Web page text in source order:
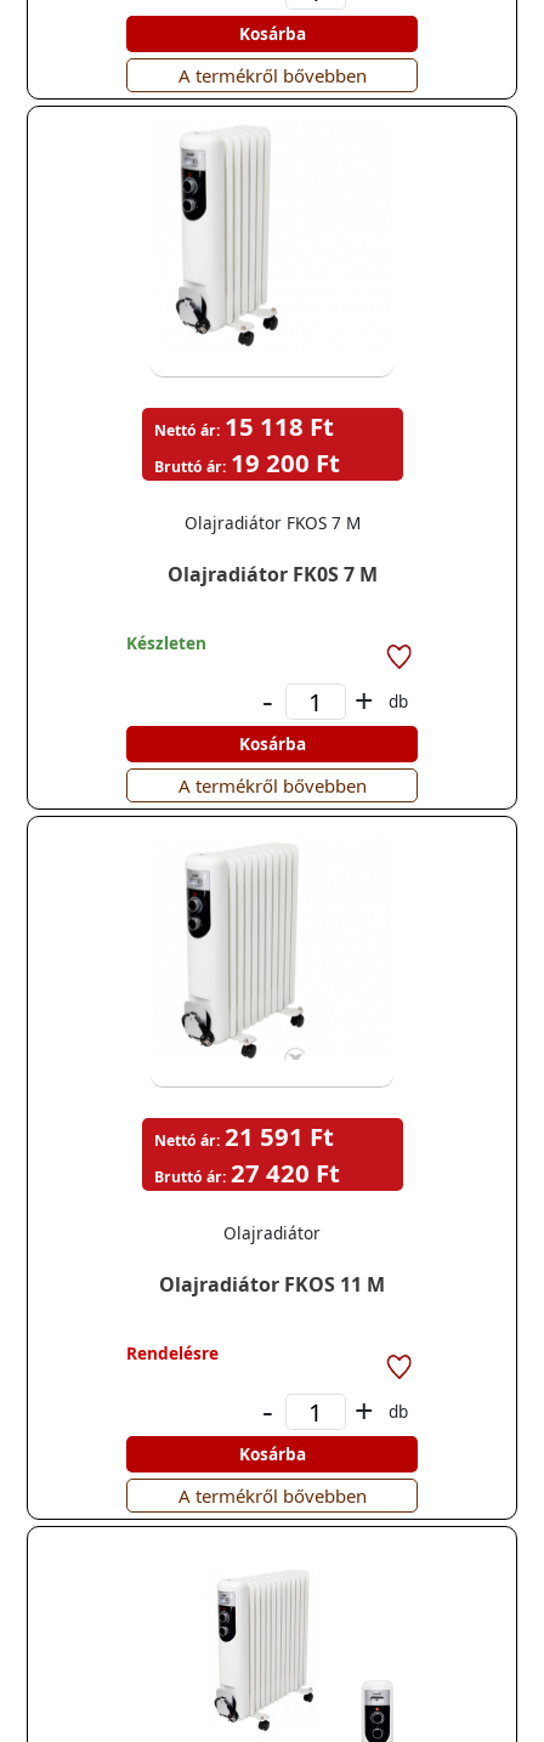
Kosárba
A termékről bővebben
Olajradiátor FK0S 7 M
Olajradiátor FKOS 7 M
Nettó ár: 15 118 Ft
Bruttó ár: 19 200 Ft
Készleten
- +
db
Kosárba
A termékről bővebben
Olajradiátor FKOS 11 M
Olajradiátor
Nettó ár: 21 591 Ft
Bruttó ár: 27 420 Ft
Rendelésre
- +
db
Kosárba
A termékről bővebben